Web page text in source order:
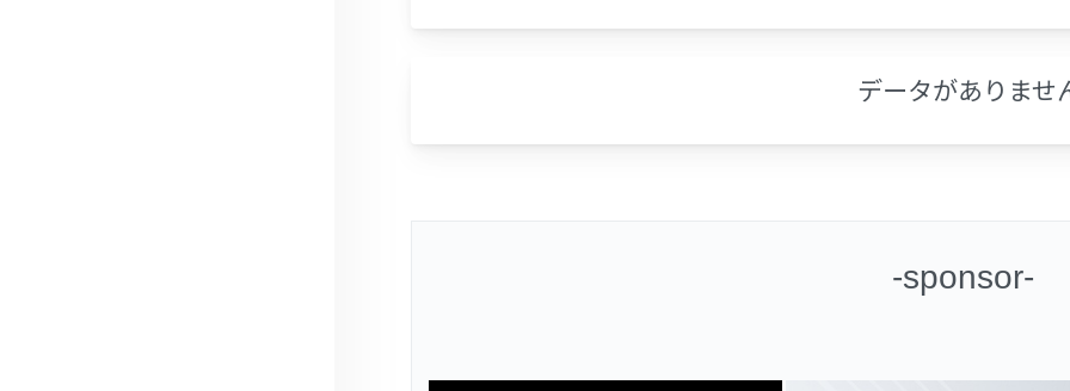
データがありませ
-sponsor-